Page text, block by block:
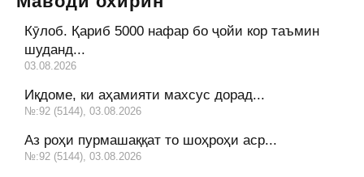
Кӯлоб. Қариб 5000 нафар бо ҷойи кор таъмин
шуданд...
03.08.2026
Иқдоме, ки аҳамияти махсус дорад...
№:92 (5144), 03.08.2026
Аз роҳи пурмашаққат то шоҳроҳи аср...
№:92 (5144), 03.08.2026